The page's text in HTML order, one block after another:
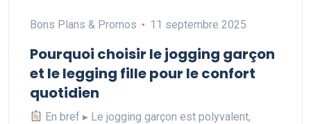
Bons Plans & Promos 11 septembre 2025
Pourquoi choisir le jogging garçon
et le legging fille pour le confort
quotidien
En bref ▸ Le jogging garçon est polyvalent,